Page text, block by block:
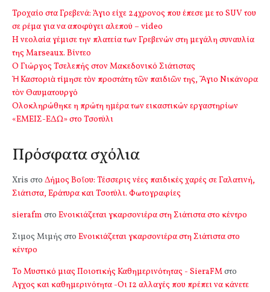
Τροχαίο στα Γρεβενά: Άγιο είχε 24χρονος που έπεσε με το SUV του
σε ρέμα για να αποφύγει αλεπού – video
Η νεολαία γέμισε την πλατεία των Γρεβενών στη μεγάλη συναυλία
της Marseaux. Βίντεο
Ο Γιώργος Τσελεπής στον Μακεδονικό Σιάτιστας
Ἡ Καστοριὰ τίμησε τὸν προστάτη τῶν παιδιῶν της, Ἅγιο Νικάνορα
τὸν Θαυματουργό
Ολοκληρώθηκε η πρώτη ημέρα των εικαστικών εργαστηρίων
«ΕΜΕΙΣ-ΕΔΩ» στο Τσοτύλι
Πρόσφατα σχόλια
Xris στο Δήμος Βοΐου: Τέσσερις νέες παιδικές χαρές σε Γαλατινή,
Σιάτιστα, Εράτυρα και Τσοτύλι. Φωτογραφίες
sierafm στο Ενοικιάζεται γκαρσονιέρα στη Σιάτιστα στο κέντρο
Σιμος Μιμής στο Ενοικιάζεται γκαρσονιέρα στη Σιάτιστα στο
κέντρο
Το Μυστικό μιας Ποιοτικής Καθημερινότητας - SieraFMστο
Αγχος και καθημερινότητα -Οι 12 αλλαγές που πρέπει να κάνετε